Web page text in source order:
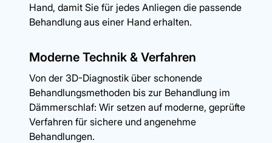
Hand, damit Sie für jedes Anliegen die passende
Behandlung aus einer Hand erhalten.
Moderne Technik & Verfahren
Von der 3D-Diagnostik über schonende
Behandlungsmethoden bis zur Behandlung im
Dämmerschlaf: Wir setzen auf moderne, geprüfte
Verfahren für sichere und angenehme
Behandlungen.